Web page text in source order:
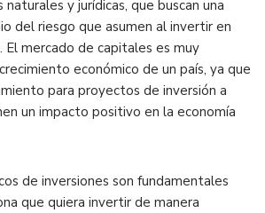
naturales y jurídicas, que buscan una
del riesgo que asumen al invertir en
mercado de capitales es muy
económico de un país, ya que
para proyectos de inversión a
un impacto positivo en la economía
de inversiones son fundamentales
que quiera invertir de manera